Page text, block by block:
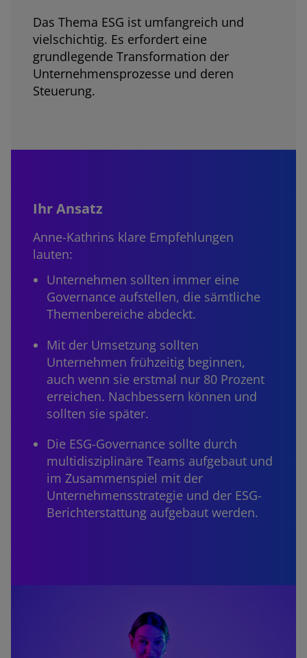
Das Thema ESG ist umfangreich und
vielschichtig. Es erfordert eine
grundlegende Transformation der
Unternehmensprozesse und deren
Steuerung.
Ihr Ansatz
Anne-Kathrins klare Empfehlungen
lauten:
Unternehmen sollten immer eine
Governance aufstellen, die sämtliche
Themenbereiche abdeckt.
Mit der Umsetzung sollten
Unternehmen frühzeitig beginnen,
auch wenn sie erstmal nur 80 Prozent
erreichen. Nachbessern können und
sollten sie später.
Die ESG-Governance sollte durch
multidisziplinäre Teams aufgebaut und
im Zusammenspiel mit der
Unternehmensstrategie und der ESG-
Berichterstattung aufgebaut werden.